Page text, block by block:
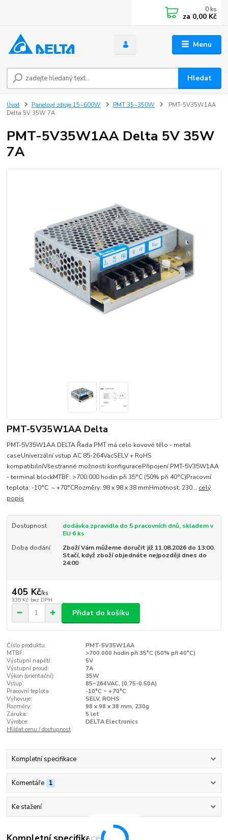
Menu
Hledat
0 ks
za 0,00 Kč
Úvod Panelové zdroje 15~600W PMT 35~350W
PMT-5V35W1AA
Delta 5V 35W 7A
PMT-5V35W1AA Delta 5V 35W
7A
PMT-5V35W1AA Delta
PMT-5V35W1AA DELTA Řada PMT má celo kovové tělo - metal
caseUniverzální vstup AC 85-264VacSELV + RoHS
kompatibilníVšestranné možnosti konfiguracePřipojení PMT-5V35W1AA
- terminal blockMTBF: >700.000 hodin při 35°C (50% při 40°C)Pracovní
teplota: -10°C ~ +70°CRozměry: 98 x 98 x 38 mmHmotnost: 230... celý
popis
Dostupnost
dodávka zpravidla do 5 pracovních dnů, skladem v
EU 6 ks
Doba dodání
Zboží Vám můžeme doručit již 11.08.2026 do 13:00.
Stačí, když zboží objednáte nejpozději dnes do
24:00
405 Kč/ks
335 Kč bez DPH
Přidat do košíku
Číslo produktu:
PMT-5V35W1AA
MTBF:
>700.000 hodin při 35°C (50% při 40°C)
Výstupní napětí:
5V
Výstupní proud:
7A
Výkon (orientační):
35W
Vstup:
85~264VAC, (0.75-0.50A)
Pracovní teplota:
-10°C ~ +70°C
Vyhovuje:
SELV, ROHS
Rozměry:
98 x 98 x 38 mm, 230g
Záruka:
5 let
Výrobce:
DELTA Electronics
Hlídat cenu / dostupnost
Kompletní specifikace
Komentáře 1
Ke stažení